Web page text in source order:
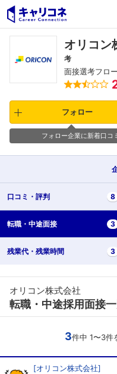
オリコン
考
面接選考フロ
フォロー
フォロー企業に新着口コ
口コミ・ 評判 8
転職・ 中途面接 3
残業代・ 残業時間 3
オリコン株式会社
転職・中途採用面接
3件中 1〜3件
[オリコン株式会社]